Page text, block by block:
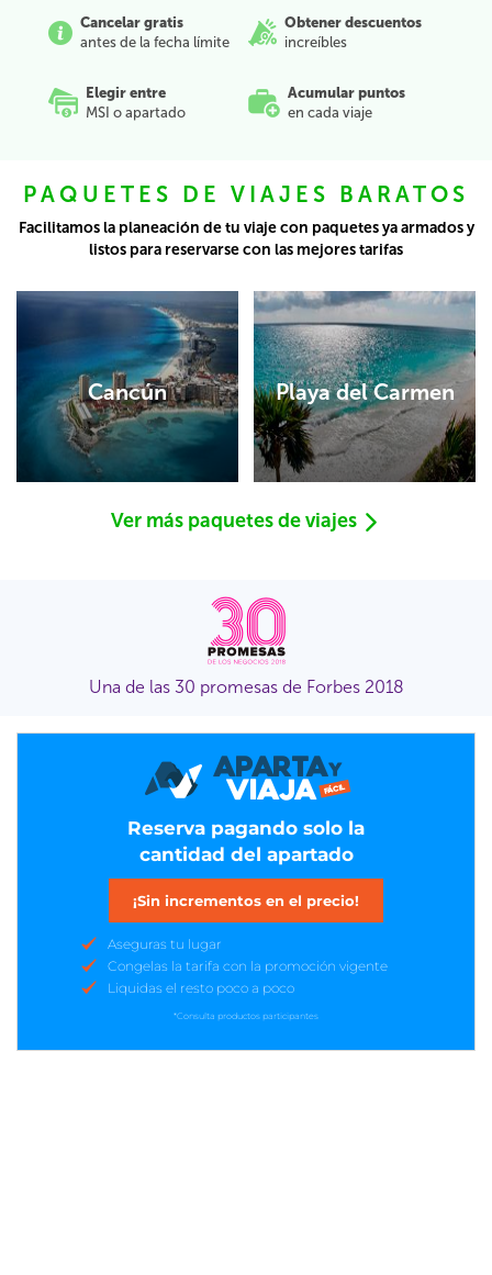
Cancelar gratis
antes de la fecha límite
Obtener descuentos
increíbles
Elegir entre
MSI o apartado
Acumular puntos
en cada viaje
PAQUETES DE VIAJES BARATOS
Facilitamos la planeación de tu viaje con paquetes ya armados y
listos para reservarse con las mejores tarifas
Cancún Playa del Carmen
Ver más paquetes de viajes
Una de las 30 promesas de Forbes 2018
Reserva pagando solo la
cantidad del apartado
¡Sin incrementos en el precio!
Aseguras tu lugar
Congelas la tarifa con la promoción vigente
Liquidas el resto poco a poco
*Consulta productos participantes